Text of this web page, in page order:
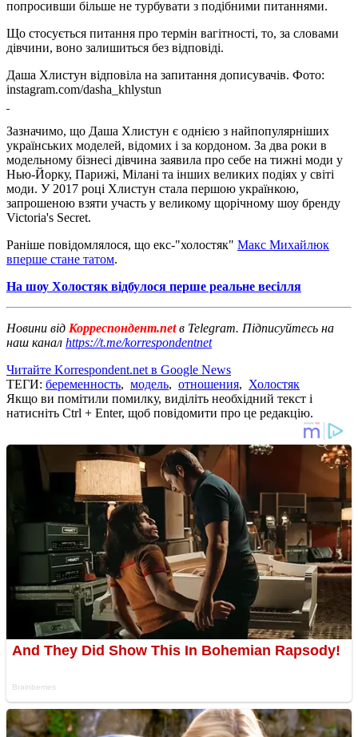
попросивши більше не турбувати з подібними питаннями.
Що стосується питання про термін вагітності, то, за словами
дівчини, воно залишиться без відповіді.
Даша Хлистун відповіла на запитання дописувачів. Фото:
instagram.com/dasha_khlystun
Зазначимо, що Даша Хлистун є однією з найпопулярніших
українських моделей, відомих і за кордоном. За два роки в
модельному бізнесі дівчина заявила про себе на тижні моди у
Нью-Йорку, Парижі, Мілані та інших великих подіях у світі
моди. У 2017 році Хлистун стала першою українкою,
запрошеною взяти участь у великому щорічному шоу бренду
Victoria's Secret.
Раніше повідомлялося, що екс-"холостяк" Макс Михайлюк
вперше стане татом.
На шоу Холостяк відбулося перше реальне весілля
Новини від Корреспондент.netв Telegram. Підписуйтесь на
наш канал https://t.me/korrespondentnet
Читайте Korrespondent.net в Google News
ТЕГИ: беременность, модель, отношения, Холостяк
Якщо ви помітили помилку, виділіть необхідний текст і
натисніть Ctrl + Enter, щоб повідомити про це редакцію.